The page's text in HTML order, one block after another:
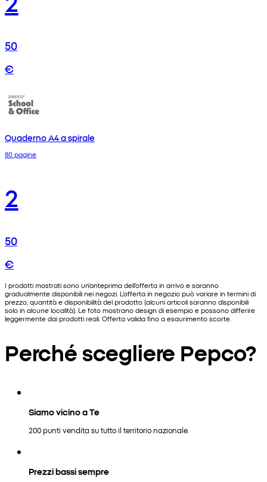
50
€
Quaderno A4 a spirale
80 pagine
2
50
€
I prodotti mostrati sono un'anteprima dell'offerta in arrivo e saranno
gradualmente disponibili nei negozi. L'offerta in negozio può variare in termini di
prezzo, quantità e disponibilità del prodotto (alcuni articoli saranno disponibili
solo in alcune località). Le foto mostrano design di esempio e possono differire
leggermente dai prodotti reali. Offerta valida fino a esaurimento scorte.
Perché scegliere Pepco?
Siamo vicino a Te
200 punti vendita su tutto il territorio nazionale.
Prezzi bassi sempre